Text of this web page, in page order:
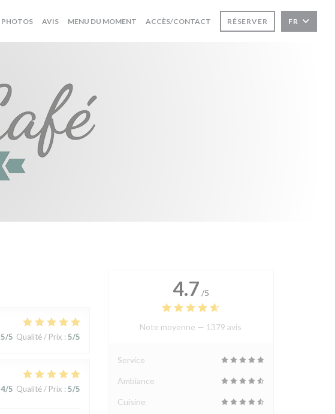
PHOTOS AVIS MENU DU MOMENT((OUVRE UNE NOUVELLE FENÊTRE))
ACCÈS/CONTACT RÉSERVER FR
5/5 Qualité / Prix : 5/5
4/5 Qualité / Prix : 5/5
4.7 /5
Note moyenne — 1379 avis
Service
Ambiance
Cuisine